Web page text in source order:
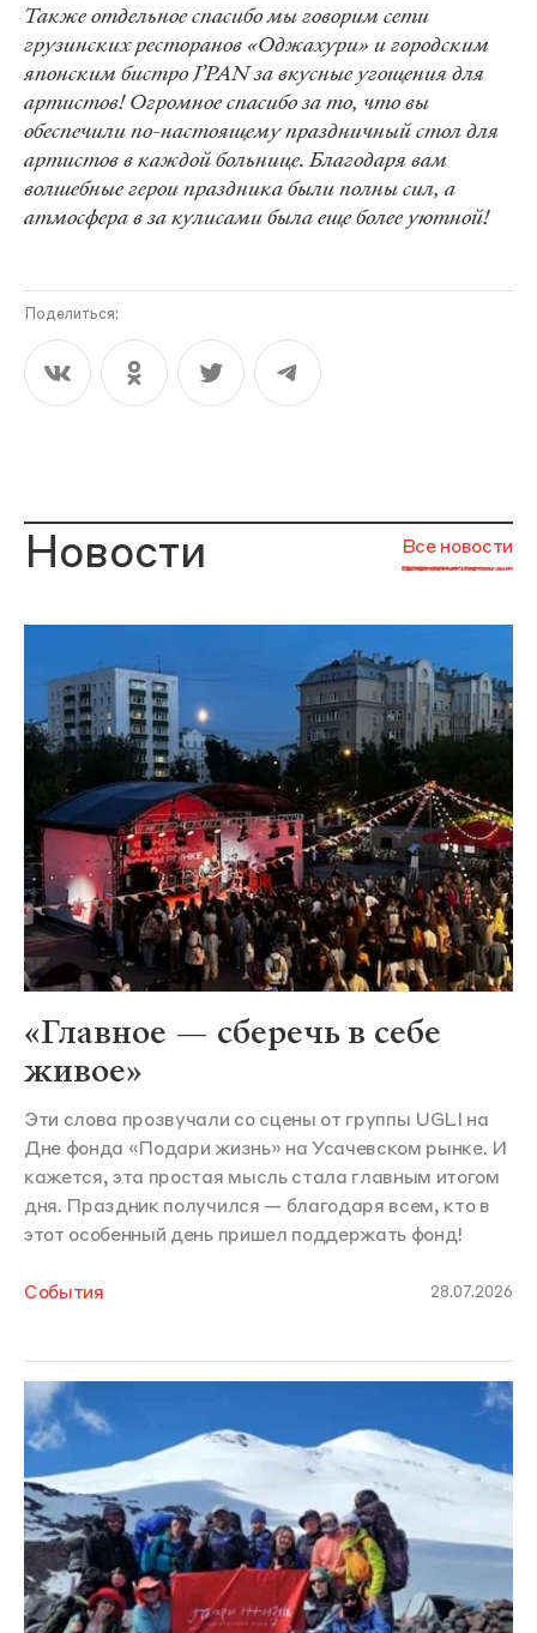
Также отдельное спасибо мы говорим сети
грузинских ресторанов «Оджахури» и городским
японским бистро J’PAN за вкусные угощения для
артистов! Огромное спасибо за то, что вы
обеспечили по-настоящему праздничный стол для
артистов в каждой больнице. Благодаря вам
волшебные герои праздника были полны сил, а
атмосфера в за кулисами была еще более уютной!
Поделиться:
Новости Все новости
«Главное — сберечь в себе
живое»
Эти слова прозвучали со сцены от группы UGLI на
Дне фонда «Подари жизнь» на Усачевском рынке. И
кажется, эта простая мысль стала главным итогом
дня. Праздник получился — благодаря всем, кто в
этот особенный день пришел поддержать фонд!
События 28.07.2026